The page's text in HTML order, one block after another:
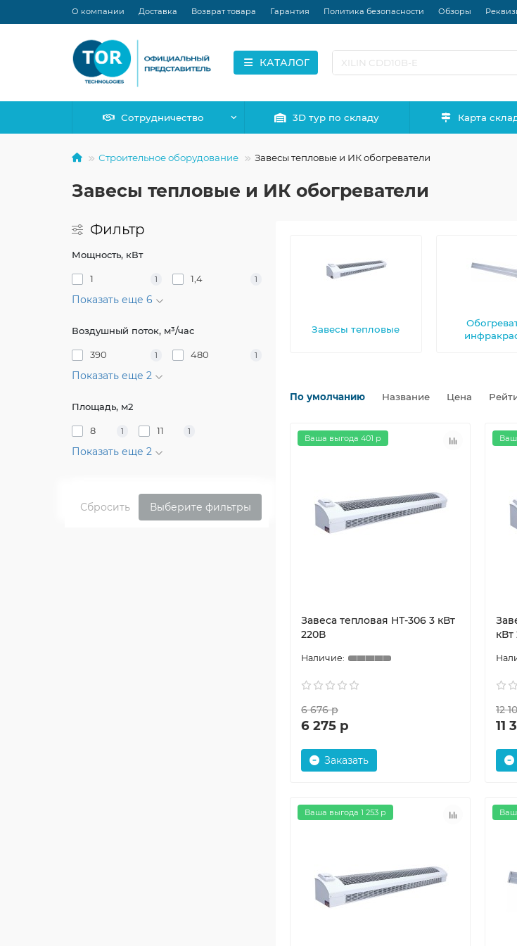
О компании Доставка Возврат товара Гарантия Политика безопасности Обзоры
КАТАЛОГ
Сотрудничество 3D тур по складу Карта
Строительное оборудование Завесы тепловые и ИК обогреватели
Завесы тепловые и ИК обогреватели
Фильтр
Мощность, кВт
1 1 1,4 1
Показать еще 6
Воздушный поток, м³/час
390 1 480 1
Показать еще 2
Площадь, м2
8 1 11 1
Показать еще 2
Сбросить Выберите фильтры
Завесы тепловые
По умолчанию Название Цена
Ваша выгода 401 р
Завеса тепловая НТ-306 3 кВт
220В
6 676 р
6 275 р
Заказать
кВт
12
11
Ваша выгода 1 253 р